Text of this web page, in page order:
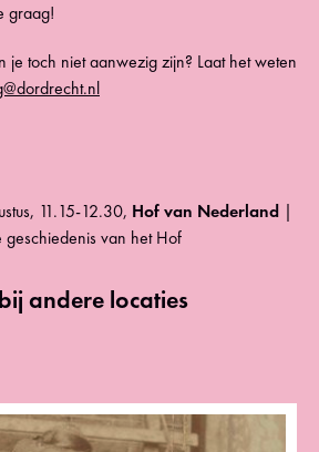
graag!
je toch niet aanwezig zijn? Laat het weten
11.15-12.30, Hof van Nederland |
geschiedenis van het Hof
andere locaties